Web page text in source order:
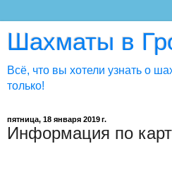
Шахматы в
Всё, что вы хотели узнать о
только!
пятница, 18 января 2019 г.
Информация по